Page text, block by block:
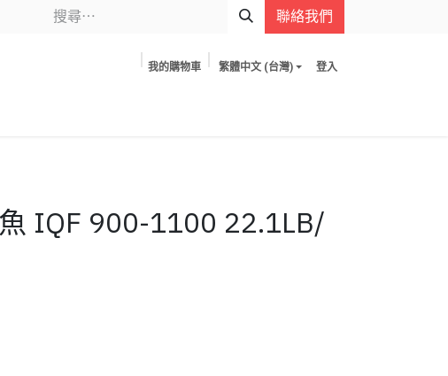
聯絡我們
我的購物車 繁體中文 (台灣) 登入
IQF 900-1100 22.1LB/